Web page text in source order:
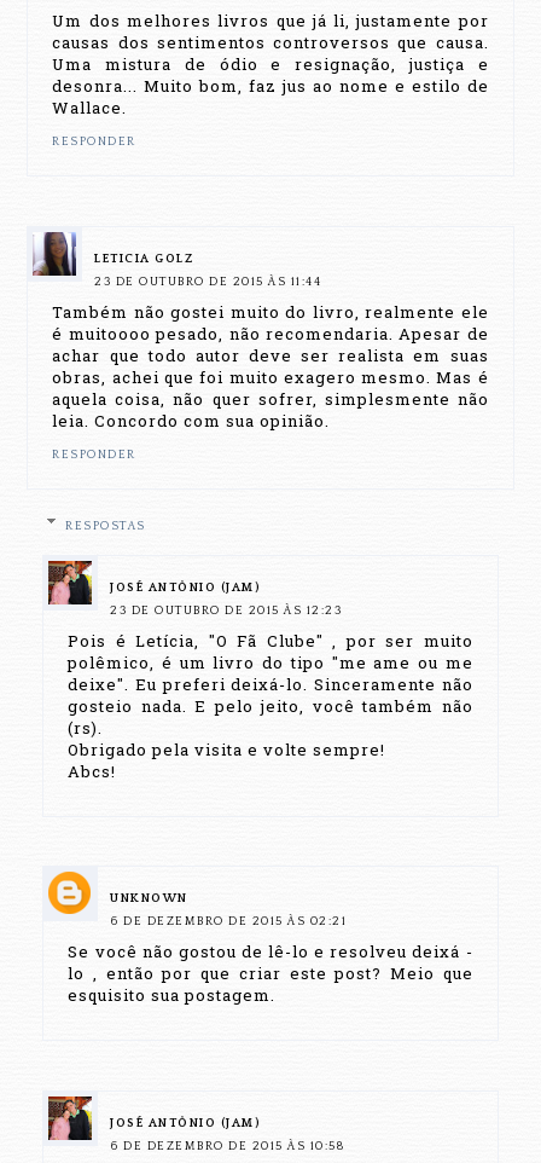
Um dos melhores livros que já li, justamente por
causas dos sentimentos controversos que causa.
Uma mistura de ódio e resignação, justiça e
desonra... Muito bom, faz jus ao nome e estilo de
Wallace.
RESPONDER
LETICIA GOLZ
23 DE OUTUBRO DE 2015 ÀS 11:44
Também não gostei muito do livro, realmente ele
é muitoooo pesado, não recomendaria. Apesar de
achar que todo autor deve ser realista em suas
obras, achei que foi muito exagero mesmo. Mas é
aquela coisa, não quer sofrer, simplesmente não
leia. Concordo com sua opinião.
RESPONDER
RESPOSTAS
JOSÉ ANTÔNIO (JAM)
23 DE OUTUBRO DE 2015 ÀS 12:23
Pois é Letícia, "O Fã Clube" , por ser muito
polêmico, é um livro do tipo "me ame ou me
deixe". Eu preferi deixá-lo. Sinceramente não
gosteio nada. E pelo jeito, você também não
(rs).
Obrigado pela visita e volte sempre!
Abcs!
UNKNOWN
6 DE DEZEMBRO DE 2015 ÀS 02:21
Se você não gostou de lê-lo e resolveu deixá -
lo , então por que criar este post? Meio que
esquisito sua postagem.
JOSÉ ANTÔNIO (JAM)
6 DE DEZEMBRO DE 2015 ÀS 10:58